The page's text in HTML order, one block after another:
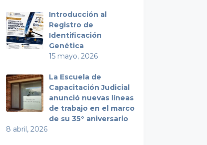
Introducción al
Registro de
Identificación
Genética
15 mayo, 2026
La Escuela de
Capacitación Judicial
anunció nuevas líneas
de trabajo en el marco
de su 35° aniversario
8 abril, 2026